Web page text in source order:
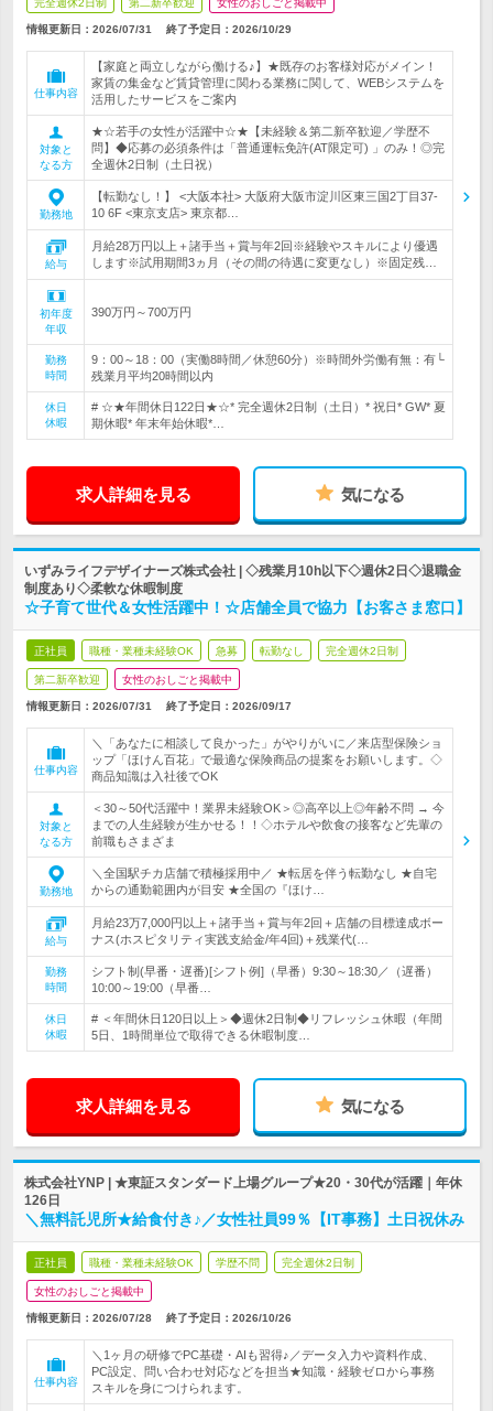
完全週休2日制 第二新卒歓迎 女性のおしごと掲載中
情報更新日：2026/07/31 終了予定日： 2026/10/29
仕事内容
【家庭と両立しながら働ける♪】★既存のお客様対応がメイン！
家賃の集金など賃貸管理に関わる業務に関して、WEBシステムを
活用したサービスをご案内
対象と
なる方
★☆若手の女性が活躍中☆★【未経験＆第二新卒歓迎／学歴不
問】◆応募の必須条件は「普通運転免許(AT限定可) 」のみ！◎完
全週休2日制（土日祝）
勤務地
【転勤なし！】 <大阪本社> 大阪府大阪市淀川区東三国2丁目37-
10 6F <東京支店> 東京都…
給与
月給28万円以上＋諸手当＋賞与年2回※経験やスキルにより優遇
します※試用期間3ヵ月（その間の待遇に変更なし）※固定残…
初年度
年収
390万円～700万円
勤務
時間
9：00～18：00（実働8時間／休憩60分）※時間外労働有無：有└
残業月平均20時間以内
休日
休暇
# ☆★年間休日122日★☆* 完全週休2日制（土日）* 祝日* GW* 夏
期休暇* 年末年始休暇*…
求人詳細を見る 気になる
いずみライフデザイナーズ株式会社 | ◇残業月10h以下◇週休2日◇退職金
制度あり◇柔軟な休暇制度
☆子育て世代＆女性活躍中！☆店舗全員で協力【お客さま窓口】
正社員 職種・業種未経験OK 急募 転勤なし 完全週休2日制
第二新卒歓迎 女性のおしごと掲載中
情報更新日：2026/07/31 終了予定日： 2026/09/17
仕事内容
＼「あなたに相談して良かった」がやりがいに／来店型保険ショ
ップ「ほけん百花」で最適な保険商品の提案をお願いします。◇
商品知識は入社後でOK
対象と
なる方
＜30～50代活躍中！業界未経験OK＞◎高卒以上◎年齢不問 → 今
までの人生経験が生かせる！！◇ホテルや飲食の接客など先輩の
前職もさまざま
勤務地
＼全国駅チカ店舗で積極採用中／ ★転居を伴う転勤なし ★自宅
からの通勤範囲内が目安 ★全国の『ほけ…
給与
月給23万7,000円以上＋諸手当＋賞与年2回＋店舗の目標達成ボー
ナス(ホスピタリティ実践支給金/年4回)＋残業代(…
勤務
時間
シフト制(早番・遅番)[シフト例]（早番）9:30～18:30／（遅番）
10:00～19:00（早番…
休日
休暇
# ＜年間休日120日以上＞◆週休2日制◆リフレッシュ休暇（年間
5日、1時間単位で取得できる休暇制度…
求人詳細を見る 気になる
株式会社YNP | ★東証スタンダード上場グループ★20・30代が活躍｜年休
126日
＼無料託児所★給食付き♪／女性社員99％【IT事務】土日祝休み
正社員 職種・業種未経験OK 学歴不問 完全週休2日制
女性のおしごと掲載中
情報更新日：2026/07/28 終了予定日： 2026/10/26
仕事内容
＼1ヶ月の研修でPC基礎・AIも習得♪／データ入力や資料作成、
PC設定、問い合わせ対応などを担当★知識・経験ゼロから事務
スキルを身につけられます。